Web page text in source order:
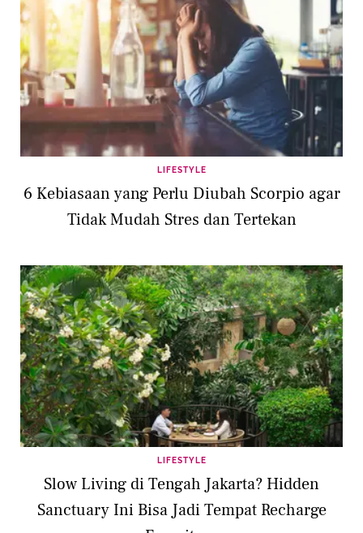
LIFESTYLE
6 Kebiasaan yang Perlu Diubah Scorpio agar
Tidak Mudah Stres dan Tertekan
LIFESTYLE
Slow Living di Tengah Jakarta? Hidden
Sanctuary Ini Bisa Jadi Tempat Recharge